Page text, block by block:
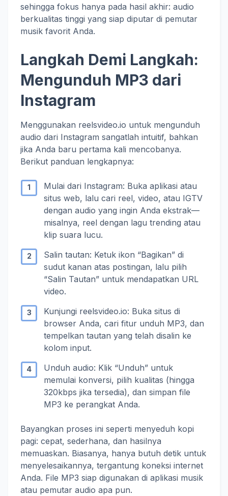
sehingga fokus hanya pada hasil akhir: audio
berkualitas tinggi yang siap diputar di pemutar
musik favorit Anda.
Langkah Demi Langkah:
Mengunduh MP3 dari
Instagram
Menggunakan reelsvideo.io untuk mengunduh
audio dari Instagram sangatlah intuitif, bahkan
jika Anda baru pertama kali mencobanya.
Berikut panduan lengkapnya:
Mulai dari Instagram: Buka aplikasi atau
situs web, lalu cari reel, video, atau IGTV
dengan audio yang ingin Anda ekstrak—
misalnya, reel dengan lagu trending atau
klip suara lucu.
Salin tautan: Ketuk ikon “Bagikan” di
sudut kanan atas postingan, lalu pilih
“Salin Tautan” untuk mendapatkan URL
video.
Kunjungi reelsvideo.io: Buka situs di
browser Anda, cari fitur unduh MP3, dan
tempelkan tautan yang telah disalin ke
kolom input.
Unduh audio: Klik “Unduh” untuk
memulai konversi, pilih kualitas (hingga
320kbps jika tersedia), dan simpan file
MP3 ke perangkat Anda.
Bayangkan proses ini seperti menyeduh kopi
pagi: cepat, sederhana, dan hasilnya
memuaskan. Biasanya, hanya butuh detik untuk
menyelesaikannya, tergantung koneksi internet
Anda. File MP3 siap digunakan di aplikasi musik
atau pemutar audio apa pun.